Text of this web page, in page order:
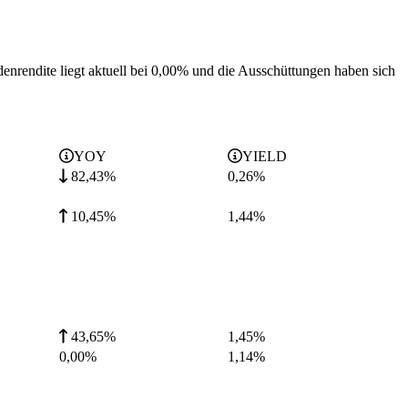
liegt aktuell bei 0,00% und die Ausschüttungen haben sich
YOY
YIELD
82,43% 0,26%
10,45% 1,44%
43,65% 1,45%
0,00% 1,14%